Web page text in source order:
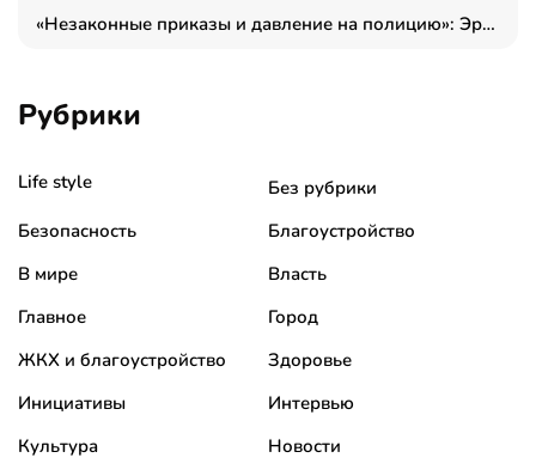
«Незаконные приказы и давление на полицию»: Эрнеста Султанова задержали у посольства Израиля во время одиночного пикета
Рубрики
Life style
Без рубрики
Безопасность
Благоустройство
В мире
Власть
Главное
Город
ЖКХ и благоустройство
Здоровье
Инициативы
Интервью
Культура
Новости